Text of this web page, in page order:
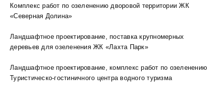
Комплекс работ по озеленению дворовой территории ЖК
«Северная Долина»
Ландшафтное проектирование, поставка крупномерных
деревьев для озеленения ЖК «Лахта Парк»
Ландшафтное проектирование, комплекс работ по озеленению
Туристическо-гостиничного центра водного туризма